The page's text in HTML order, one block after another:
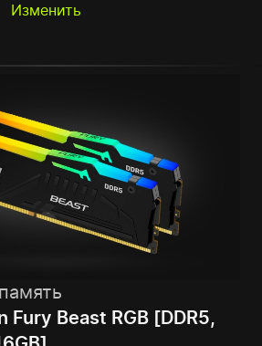
Изменить
Fury Beast RGB [DDR5,